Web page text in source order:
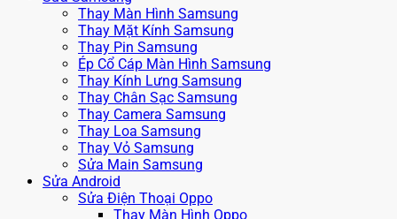
Thay Màn Hình Samsung
Thay Mặt Kính Samsung
Thay Pin Samsung
Ép Cổ Cáp Màn Hình Samsung
Thay Kính Lưng Samsung
Thay Chân Sạc Samsung
Thay Camera Samsung
Thay Loa Samsung
Thay Vỏ Samsung
Sửa Main Samsung
Sửa Android
Sửa Điện Thoại Oppo
Thay Màn Hình Oppo